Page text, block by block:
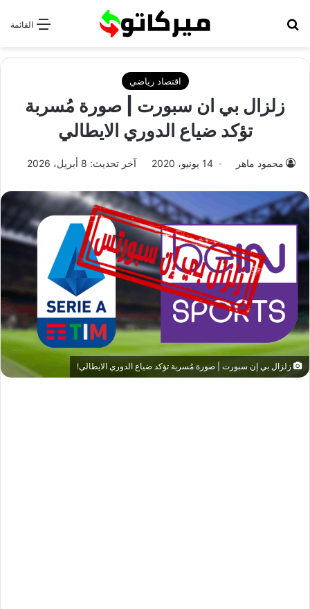
القائمة
اقتصاد رياضي
زلزال بي ان سبورت | صورة مُسربة
تؤكد ضياع الدوري الايطالي
محمود ماهر 14 يونيو، 2020 آخر تحديث: 8 أبريل، 2026
زلزال بي إن سبورت | صورة مُسربة تؤكد ضياع الدوري الايطالي!